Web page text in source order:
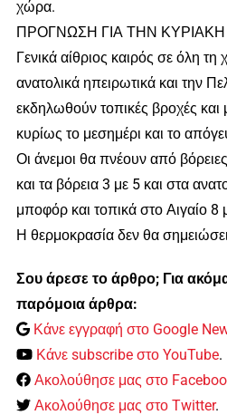
χώρα.
ΠΡΟΓΝΩΣΗ ΓΙΑ ΤΗΝ ΚΥΡΙΑΚΗ
Γενικά αίθριος καιρός σε όλη
ανατολικά ηπειρωτικά και την
εκδηλωθούν τοπικές βροχές και
κυρίως το μεσημέρι και το
Οι άνεμοι θα πνέουν από
και τα βόρεια 3 με 5 και στα
μποφόρ και τοπικά στο Αιγαίο
Η θερμοκρασία δεν θα
Σου άρεσε το άρθρο; Για
παρόμοια άρθρα:
Κάνε εγγραφή στο Google
Κάνε subscribe στο YouTube.
Ακολούθησε μας στο
Ακολούθησε μας στο Twitter.